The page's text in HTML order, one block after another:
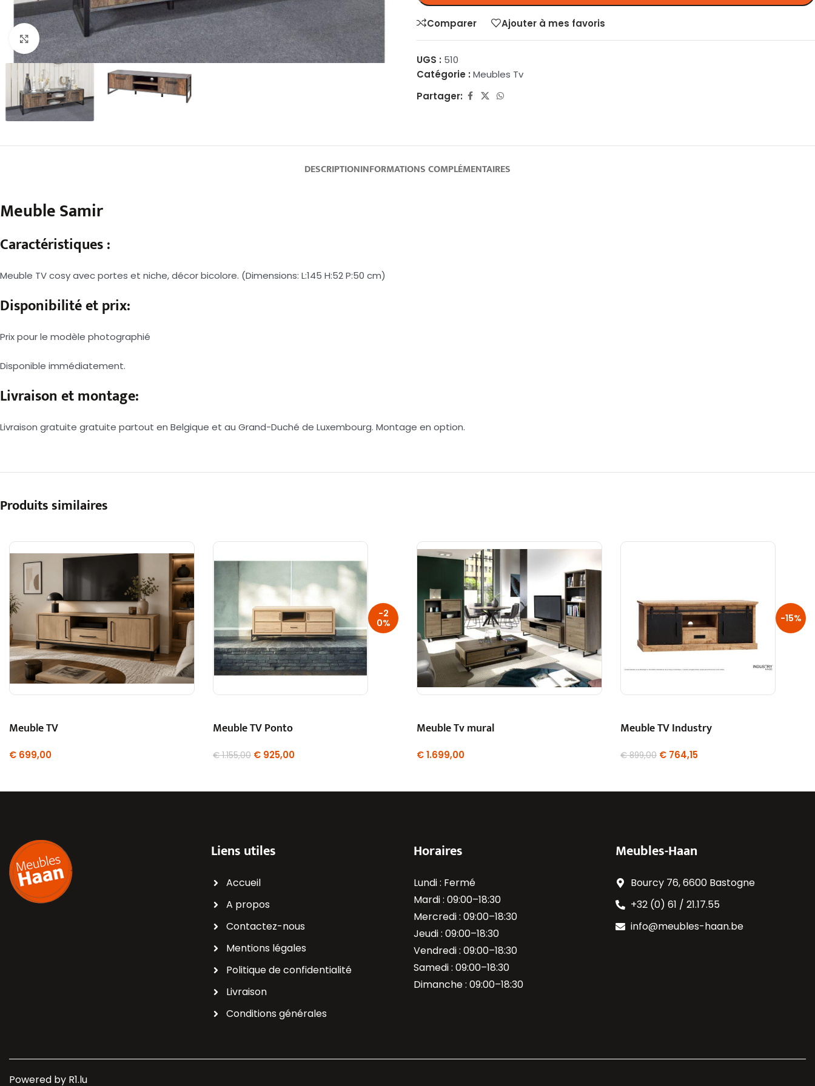
Agrandir
Comparer Ajouter à mes favoris
UGS : 510
Catégorie : Meubles Tv
Partager:
DESCRIPTIONINFORMATIONS COMPLÉMENTAIRES
Meuble Samir
Caractéristiques :
Meuble TV cosy avec portes et niche, décor bicolore. (Dimensions: L:145 H:52 P:50 cm)
Disponibilité et prix:
Prix pour le modèle photographié
Disponible immédiatement.
Livraison et montage:
Livraison gratuite gratuite partout en Belgique et au Grand-Duché de Luxembourg. Montage en option.
Produits similaires
Meuble TV
€ 699,00
-2
0%
Meuble TV Ponto
€1.155,00 € 925,00
Meuble Tv mural
€1.699,00
-15%
Meuble TV Industry
€899,00 € 764,15
Liens utiles
Accueil
A propos
Contactez-nous
Mentions légales
Politique de confidentialité
Livraison
Conditions générales
Horaires
Lundi : Fermé
Mardi : 09:00–18:30
Mercredi : 09:00–18:30
Jeudi : 09:00–18:30
Vendredi : 09:00–18:30
Samedi : 09:00–18:30
Dimanche : 09:00–18:30
Meubles-Haan
Bourcy 76, 6600 Bastogne
+32 (0) 61 / 21.17.55
info@meubles-haan.be
Powered by R1.lu